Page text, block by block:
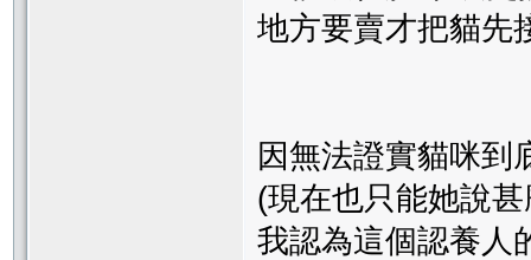
地方要賣才把貓先
因無法證實貓咪到
(現在也只能她說
我認為這個認養人